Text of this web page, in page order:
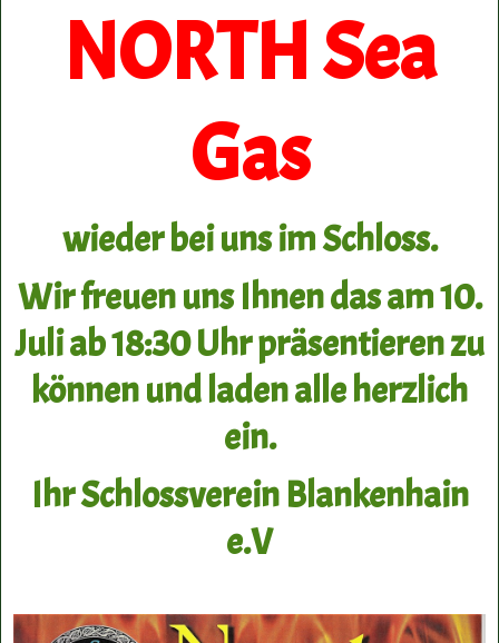
NORTH Sea
Gas
wieder bei uns im Schloss.
Wir freuen uns Ihnen das am 10.
Juli ab 18:30 Uhr präsentieren zu
können und laden alle herzlich
ein.
Ihr Schlossverein Blankenhain
e.V